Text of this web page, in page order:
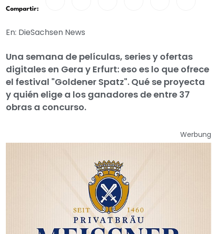
Compartir:
En: DieSachsen News
Una semana de películas, series y ofertas
digitales en Gera y Erfurt: eso es lo que ofrece
el festival "Goldener Spatz". Qué se proyecta
y quién elige a los ganadores de entre 37
obras a concurso.
Werbung